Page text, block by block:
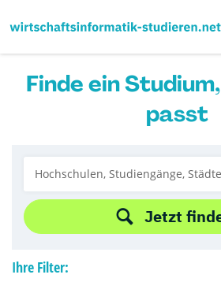
Finde ein
passt
Jetzt
Ihre Filter: